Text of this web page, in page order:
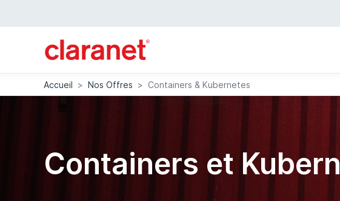
Accueil > Nos Offres > Containers & Kubernetes
Containers et